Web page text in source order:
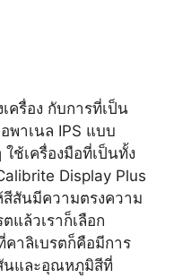
ครื่อง กับการที่เป็น
พาเนล IPS แบบ
ช้เครื่องมือที่เป็นทั้ง
Display Plus
สีสันมีความตรงความ
แล้วเราก็เลือก
คาลิเบรตก็คือมีการ
นและอุณหภูมิสีที่